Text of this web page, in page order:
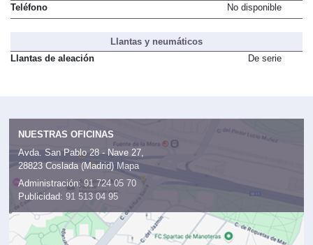
Teléfono
No disponible
Llantas y neumáticos
Llantas de aleación
De serie
NUESTRAS OFICINAS
Avda. San Pablo 28 - Nave 27,
28823 Coslada (Madrid) Mapa
Administración: 91 724 05 70
Publicidad: 91 513 04 95